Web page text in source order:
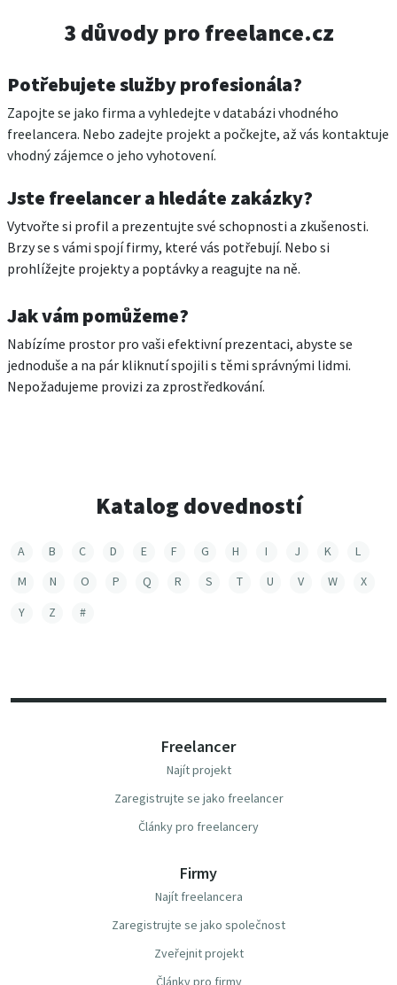
3 důvody pro freelance.cz
Potřebujete služby profesionála?
Zapojte se jako firma a vyhledejte v databázi vhodného
freelancera. Nebo zadejte projekt a počkejte, až vás kontaktuje
vhodný zájemce o jeho vyhotovení.
Jste freelancer a hledáte zakázky?
Vytvořte si profil a prezentujte své schopnosti a zkušenosti.
Brzy se s vámi spojí firmy, které vás potřebují. Nebo si
prohlížejte projekty a poptávky a reagujte na ně.
Jak vám pomůžeme?
Nabízíme prostor pro vaši efektivní prezentaci, abyste se
jednoduše a na pár kliknutí spojili s těmi správnými lidmi.
Nepožadujeme provizi za zprostředkování.
Katalog dovedností
A B C D E F G H I J K
L
M
N O P Q R S T U V W
X
Y
Z #
Freelancer
Najít projekt
Zaregistrujte se jako freelancer
Články pro freelancery
Firmy
Najít freelancera
Zaregistrujte se jako společnost
Zveřejnit projekt
Články pro firmy